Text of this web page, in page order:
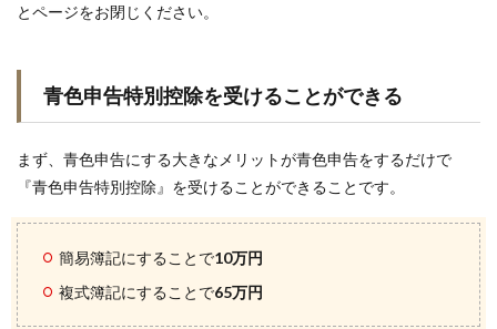
とページをお閉じください。
青色申告特別控除を受けることができる
まず、青色申告にする大きなメリットが青色申告をするだけで
『青色申告特別控除』を受けることができることです。
簡易簿記にすることで10万円
複式簿記にすることで65万円